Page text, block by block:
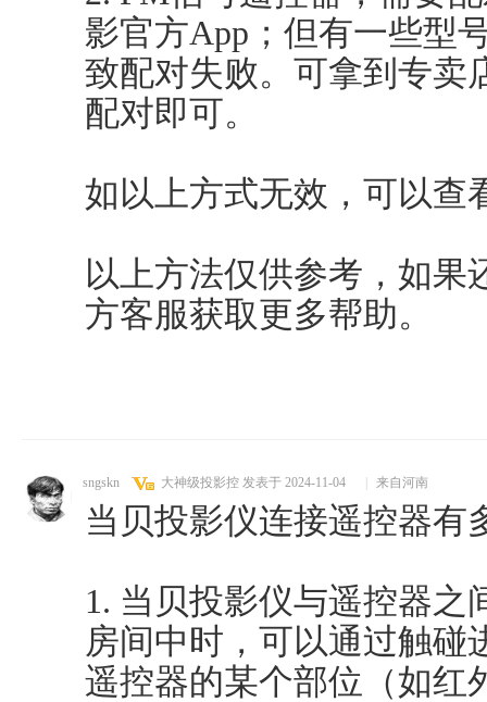
影官方App；但有一些型
致配对失败。可拿到专卖
配对即可。
如以上方式无效，可以查
以上方法仅供参考，如果
方客服获取更多帮助。
sngskn 大神级投影控 发表于 2024-11-04 来自河南
当贝投影仪连接遥控器有
1. 当贝投影仪与遥控器之
房间中时，可以通过触碰
遥控器的某个部位（如红